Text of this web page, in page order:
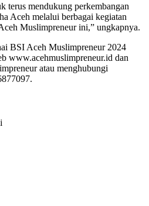
terus mendukung perkembangan
Aceh melalui berbagai kegiatan
Muslimpreneur ini,” ungkapnya.
BSI Aceh Muslimpreneur 2024
www.acehmuslimpreneur.id dan
atau menghubungi